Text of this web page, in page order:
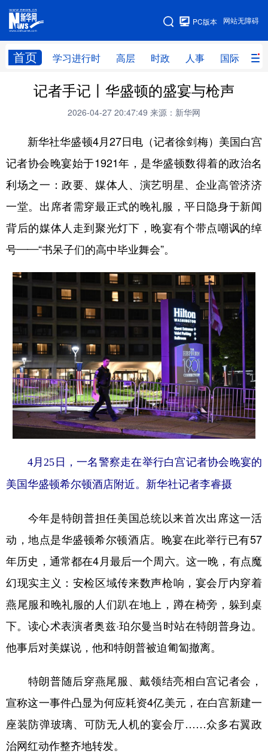
网站无障碍
PC版本
首页 学习进行时 高层 时政 人事 国际 财
网站地图
学习进行时 高层 时政 人事
财经 网评
台湾 思客智库 全球连线 教育
科技 科创 量子 体育
文化 书画 健康 军事
乡村振兴 银龄 溯源中国
城市 旅游 能源 会展
彩票 悦读
公益 一带一路 亚太网 上市公司
文化产业
地方频道
北京 天津 河北 山西
辽宁 吉林 上海 江苏
浙江 安徽 福建 江西
山东 河南 湖北 湖南
广东 广西 海南 重庆
四川 贵州 云南 西藏
多语种频道
Español Français عربى
记者手记丨华盛顿的盛宴与枪声
2026-04-27 20:47:49 来源：新华网
新华社华盛顿4月27日电（记者徐剑梅）美国白宫
记者协会晚宴始于1921年，是华盛顿数得着的政治名
利场之一：政要、媒体人、演艺明星、企业高管济济
一堂。出席者需穿最正式的晚礼服，平日隐身于新闻
背后的媒体人走到聚光灯下，晚宴有个带点嘲讽的绰
号——“书呆子们的高中毕业舞会”。
4月25日，一名警察走在举行白宫记者协会晚宴的
美国华盛顿希尔顿酒店附近。新华社记者李睿摄
今年是特朗普担任美国总统以来首次出席这一活
动，地点是华盛顿希尔顿酒店。晚宴在此举行已有57
年历史，通常都在4月最后一个周六。这一晚，有点魔
幻现实主义：安检区域传来数声枪响，宴会厅内穿着
燕尾服和晚礼服的人们趴在地上，蹲在椅旁，躲到桌
下。读心术表演者奥兹·珀尔曼当时站在特朗普身边。
他事后对美媒说，他和特朗普被迫匍匐撤离。
特朗普随后穿燕尾服、戴领结亮相白宫记者会，
宣称这一事件凸显为何应耗资4亿美元，在白宫新建一
座装防弹玻璃、可防无人机的宴会厅……众多右翼政
治网红动作整齐地转发。